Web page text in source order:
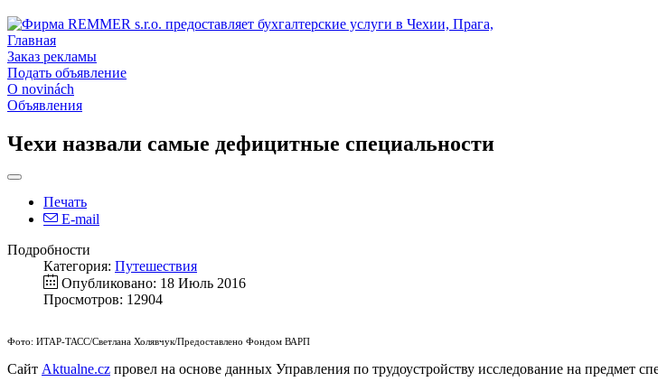
Главная
Заказ рекламы
Подать объявление
O novinách
Объявления
Чехи назвали самые дефицитные специальности
Печать
E-mail
Подробности
Категория: Путешествия
Опубликовано: 18 Июль 2016
Просмотров: 12904
Фото: ИТАР-ТАСС/Светлана Холявчук/Предоставлено Фондом ВАРП
Сайт Aktualne.cz провел на основе данных Управления по трудоустройству исследование на предмет